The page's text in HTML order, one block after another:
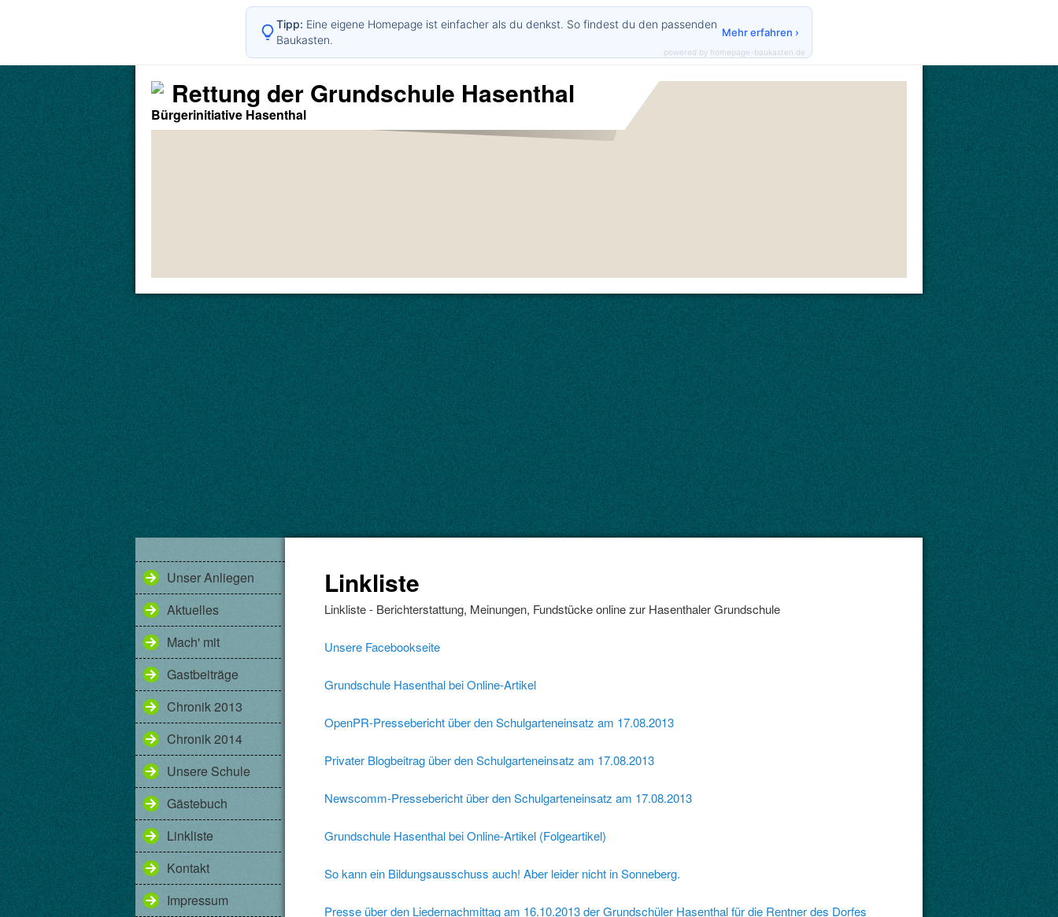
Rettung der Grundschule Hasenthal
Bürgerinitiative Hasenthal
Unser Anliegen
Aktuelles
Mach' mit
Gastbeiträge
Chronik 2013
Chronik 2014
Unsere Schule
Gästebuch
Linkliste
Kontakt
Impressum
Linkliste
Linkliste - Berichterstattung, Meinungen, Fundstücke online zur Hasenthaler Grundschule
Unsere Facebookseite
Grundschule Hasenthal bei Online-Artikel
OpenPR-Pressebericht über den Schulgarteneinsatz am 17.08.2013
Privater Blogbeitrag über den Schulgarteneinsatz am 17.08.2013
Newscomm-Pressebericht über den Schulgarteneinsatz am 17.08.2013
Grundschule Hasenthal bei Online-Artikel (Folgeartikel)
So kann ein Bildungsausschuss auch! Aber leider nicht in Sonneberg.
Presse über den Liedernachmittag am 16.10.2013 der Grundschüler Hasenthal für die Rentner des Dorfes
Tipp: Eine eigene Homepage ist einfacher als du denkst. So findest du den passenden
Baukasten.
Mehr erfahren ›
powered by homepage-baukasten.de